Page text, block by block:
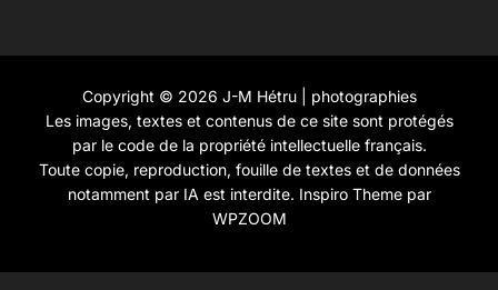
Copyright © 2026 J-M Hétru | photographies
Les images, textes et contenus de ce site sont protégés
par le code de la propriété intellectuelle français.
Toute copie, reproduction, fouille de textes et de données
notamment par IA est interdite. Inspiro Themepar
WPZOOM